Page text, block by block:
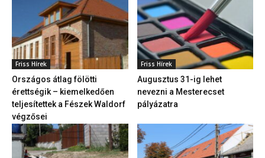
Friss Hírek
Országos átlag fölötti
érettségik – kiemelkedően
teljesítettek a Fészek Waldorf
végzősei
Friss Hírek
Augusztus 31-ig lehet
nevezni a Mesterecset
pályázatra